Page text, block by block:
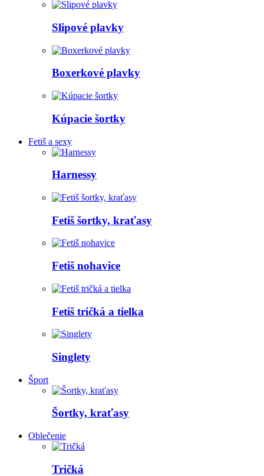
Slipové plavky
Boxerkové plavky
Kúpacie šortky
Fetiš a sexy
Harnessy
Fetiš šortky, kraťasy
Fetiš nohavice
Fetiš tričká a tielka
Singlety
Šport
Šortky, kraťasy
Oblečenie
Tričká